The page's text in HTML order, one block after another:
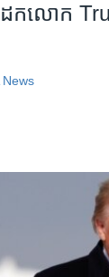
ដក​លោក
News